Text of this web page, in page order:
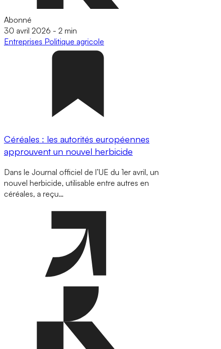
Abonné
30 avril 2026 - 2 min
Entreprises Politique agricole
Céréales : les autorités européennes
approuvent un nouvel herbicide
Dans le Journal officiel de l’UE du 1er avril, un
nouvel herbicide, utilisable entre autres en
céréales, a reçu…